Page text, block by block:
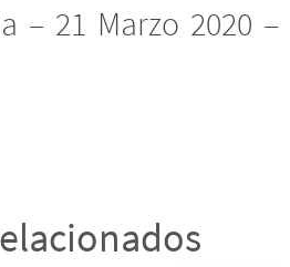
– 21 Marzo 2020 –